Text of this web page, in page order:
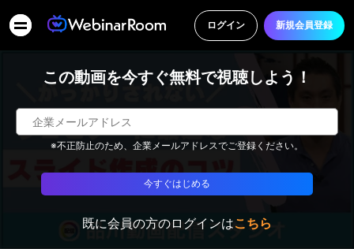
ログイン 新規会員登録
この動画を今すぐ無料で視聴しよう！
※不正防止のため、企業メールアドレスでご登録ください。
今すぐはじめる
既に会員の方のログインはこちら